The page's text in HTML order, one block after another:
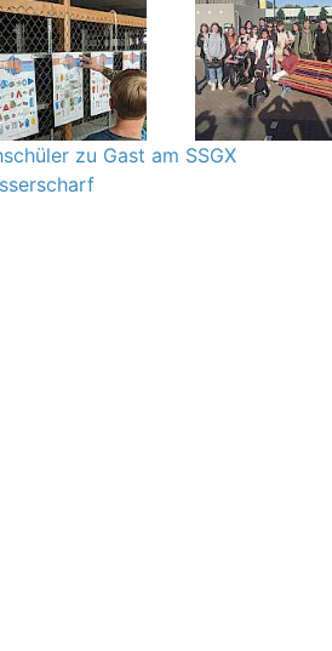
zu Gast am SSGX